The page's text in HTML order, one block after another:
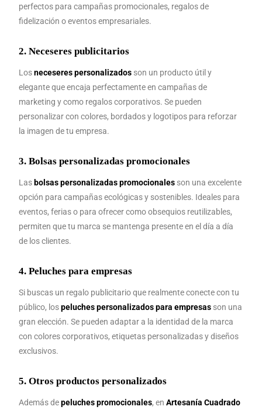
perfectos para campañas promocionales, regalos de
fidelización o eventos empresariales.
2.Neceseres publicitarios
Los neceseres personalizados son un producto útil y
elegante que encaja perfectamente en campañas de
marketing y como regalos corporativos. Se pueden
personalizar con colores, bordados y logotipos para reforzar
la imagen de tu empresa.
3.Bolsas personalizadas promocionales
Las bolsas personalizadas promocionales son una excelente
opción para campañas ecológicas y sostenibles. Ideales para
eventos, ferias o para ofrecer como obsequios reutilizables,
permiten que tu marca se mantenga presente en el día a día
de los clientes.
4.Peluches para empresas
Si buscas un regalo publicitario que realmente conecte con tu
público, lospeluches personalizados para empresas son una
gran elección. Se pueden adaptar a la identidad de la marca
con colores corporativos, etiquetas personalizadas y diseños
exclusivos.
5.Otros productos personalizados
Además depeluches promocionales, enArtesanía Cuadrado